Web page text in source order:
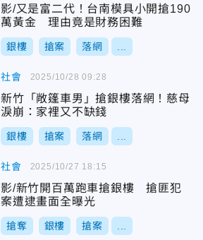
影/又是富二代！台南模具小開搶190
萬黃金 理由竟是財務困難
銀樓 搶案 落網
社會
新竹「敞篷車男」搶銀樓落網！慈母
淚崩：家裡又不缺錢
銀樓 搶案 落網
2025/10/28 09:28
社會
影/新竹開百萬跑車搶銀樓 搶匪犯
案遭逮畫面全曝光
搶奪 銀樓 搶案
2025/10/27 18:15